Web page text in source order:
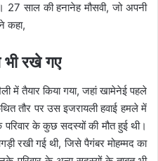
27 साल की हनानेह मौसवी, जो अपनी
कहा,
भी रखे गए
में तैयार किया गया, जहां खामेनेई पहले
तौर पर उस इजरायली हवाई हमले में
के कुछ सदस्यों की मौत हुई थी।
रखी गई थी, जिसे पैगंबर मोहम्मद का